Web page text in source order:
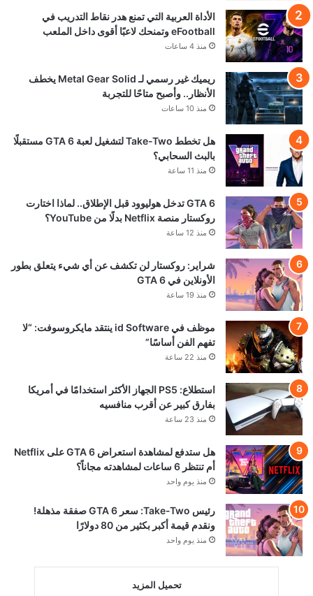
الأداة العربية التي تمنع هدر نقاط التدريب في
eFootball وتمنحك لاعبًا أقوى داخل الملعب
منذ 4 ساعات
ريميك غير رسمي لـ Metal Gear Solid يخطف
الأنظار.. وأصبح متاحًا للتجربة
منذ 10 ساعات
هل تخطط Take-Two لتشغيل لعبة GTA 6 مستقبلًا
بالبث السحابي؟
منذ 11 ساعة
GTA 6 تدخل هوليوود قبل الإطلاق.. لماذا اختارت
روكستار منصة Netflix بدلًا من YouTube؟
منذ 12 ساعة
شراير: روكستار لن تكشف عن أي شيء يتعلق بطور
الأونلاين في GTA 6
منذ 19 ساعة
موظف في id Software ينتقد مايكروسوفت: “لا
تفهم الفن أساسًا”
منذ 22 ساعة
استطلاع: PS5 الجهاز الأكثر استخدامًا في أمريكا
بفارق كبير عن أقرب منافسيه
منذ 23 ساعة
هل ستدفع لمشاهدة استعراض GTA 6 على Netflix
أم تنتظر 6 ساعات لمشاهدته مجاناً؟
منذ يوم واحد
رئيس Take-Two: سعر GTA 6 صفقة مذهلة!
ونقدم قيمة أكبر بكثير من 80 دولارًا
منذ يوم واحد
تحميل المزيد